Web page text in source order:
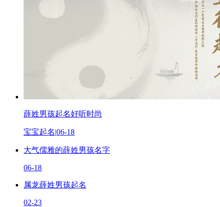
薛姓男孩起名好听时尚
宝宝起名|06-18
大气儒雅的薛姓男孩名字
06-18
属龙薛姓男孩起名
02-23